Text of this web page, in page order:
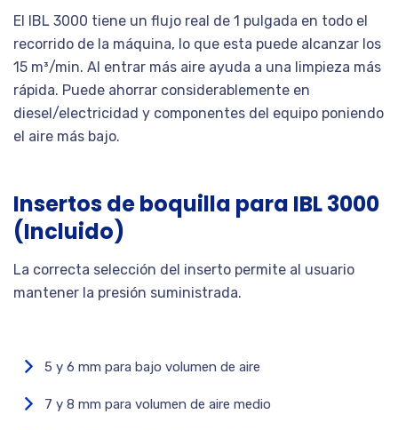
El IBL 3000 tiene un flujo real de 1 pulgada en todo el
recorrido de la máquina, lo que esta puede alcanzar los
15 m³/min. Al entrar más aire ayuda a una limpieza más
rápida. Puede ahorrar considerablemente en
diesel/electricidad y componentes del equipo poniendo
el aire más bajo.
Insertos de boquilla para IBL 3000
(Incluido)
La correcta selección del inserto permite al usuario
mantener la presión suministrada.
5 y 6 mm para bajo volumen de aire
7 y 8 mm para volumen de aire medio